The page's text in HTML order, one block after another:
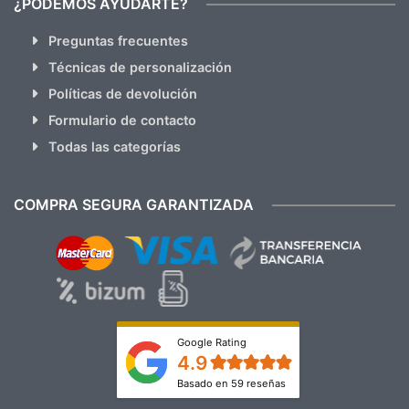
¿PODEMOS AYUDARTE?
Preguntas frecuentes
Técnicas de personalización
Políticas de devolución
Formulario de contacto
Todas las categorías
COMPRA SEGURA GARANTIZADA
Google Rating
4.9
Basado en 59 reseñas